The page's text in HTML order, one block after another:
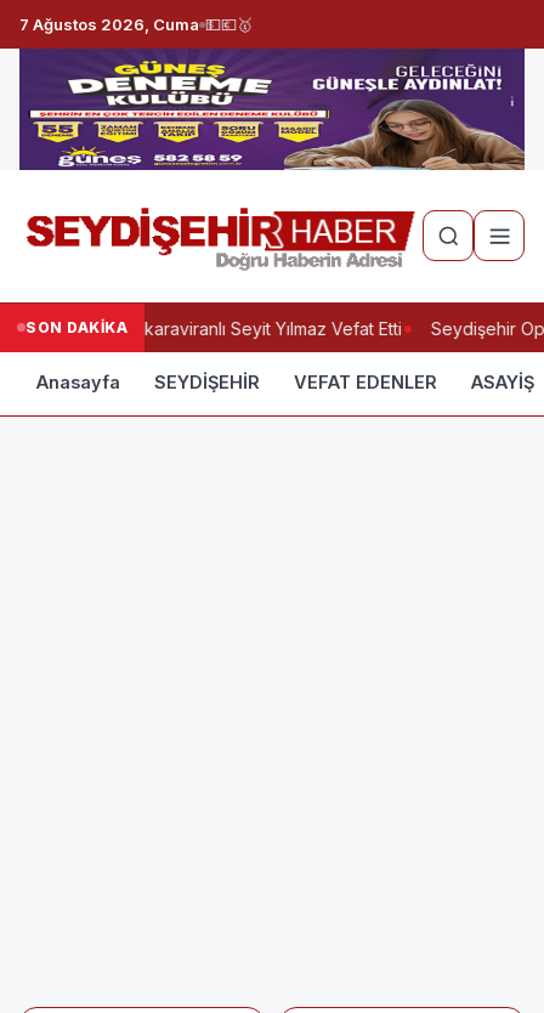
7 Ağustos 2026, Cuma 💵💶🥇
SON DAKİKAYukarıkaraviranlı Seyit Yılmaz Vefat Etti Seydişehir
Anasayfa SEYDİŞEHİR VEFAT EDENLER ASAYİŞ